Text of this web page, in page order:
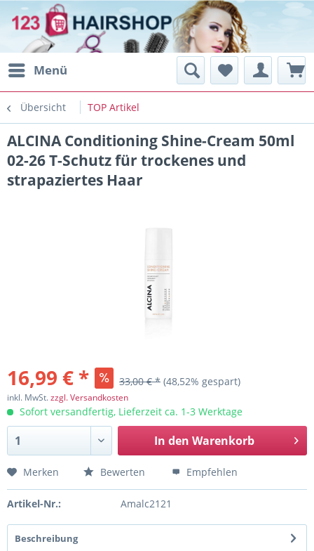
Menü
Übersicht TOP Artikel
ALCINA Conditioning Shine-Cream 50ml
02-26 T-Schutz für trockenes und
strapaziertes Haar
16,99 € * 33,00 € * (48,52% gespart)
inkl. MwSt.zzgl. Versandkosten
Sofort versandfertig, Lieferzeit ca. 1-3 Werktage
In den Warenkorb
Merken Bewerten Empfehlen
Artikel-Nr.: Amalc2121
Beschreibung